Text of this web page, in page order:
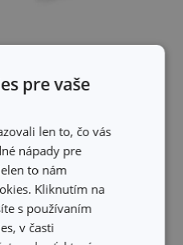
Dlhá odkladacia miska
5,30 €
Dostupné v eshope
Môžete mať ihneď v 30
predajniach
Do košíka
pre vaše
len to, čo vás
nápady pre
to nám
Kliknutím na
s používaním
v časti